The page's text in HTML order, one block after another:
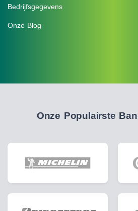
Bedrijfsgegevens
Onze Blog
Onze Populairste